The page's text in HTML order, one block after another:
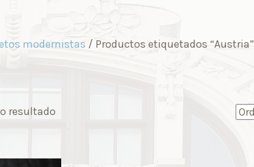
modernistas / Productos etiquetados “Austria”
resultado